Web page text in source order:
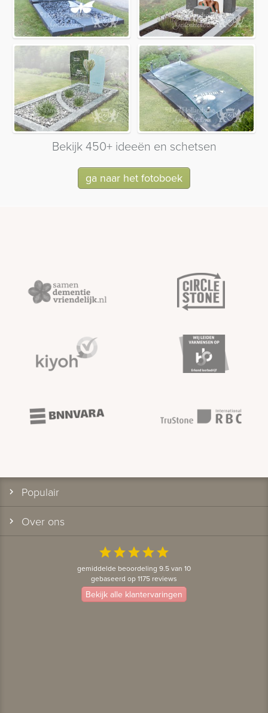
Bekijk 450+ ideeën en schetsen
ga naar het fotoboek
Populair
Over ons
starstarstarstarstar
gemiddelde beoordeling 9.5 van 10
gebaseerd op 1175 reviews
Bekijk alle klantervaringen